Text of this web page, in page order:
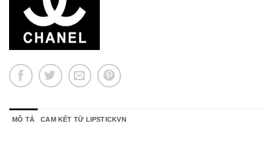
MÔ TẢ CAM KẾT TỪ LIPSTICKVN